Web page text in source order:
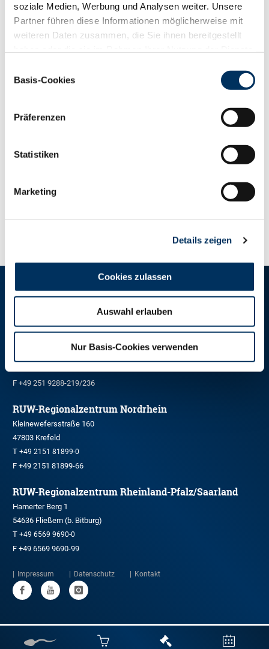
soziale Medien, Werbung und Analysen weiter. Unsere
Partner führen diese Informationen möglicherweise mit
weiteren Daten zusammen, die Sie ihnen bereitgestellt
Cookies, wenn Sie unsere Webseite weiterhin nutzen.
Basis-Cookies
Präferenzen
Statistiken
Marketing
Details zeigen
Cookies zulassen
Auswahl erlauben
Nur Basis-Cookies verwenden
Vredo P*S 137
18,00 €
Duncan P*S
147
24,00 €
Viva P*S
20,00 €
Valps
20,00 €
18,00 €
RINDER-UNION WEST eG
RUW-Zentrale Münster
F +49 251 9288-219/236
RUW-Regionalzentrum Nordrhein
Kleinewefersstraße 160
47803 Krefeld
T +49 2151 81899-0
F +49 2151 81899-66
RUW-Regionalzentrum Rheinland-Pfalz/Saarland
Hamerter Berg 1
54636 Fließem (b. Bitburg)
T +49 6569 9690-0
F +49 6569 9690-99
Impressum Datenschutz Kontakt